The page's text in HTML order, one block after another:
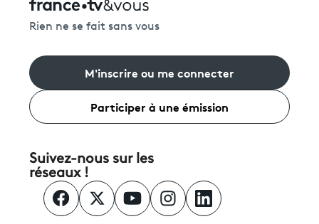
Rien ne se fait sans vous
M'inscrire ou me connecter
Participer à une émission
Suivez-nous sur les
réseaux !